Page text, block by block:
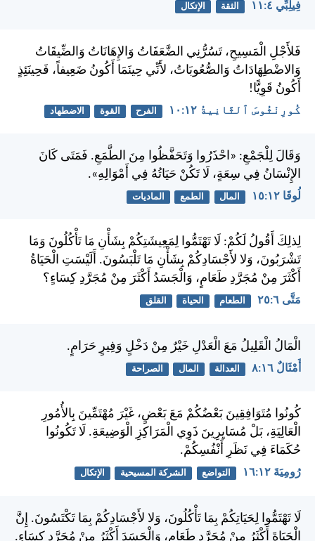
فِيلِبِّي ٤:‏١١ الثقة الإتكال
فَلأَجْلِ الْمَسِيحِ، تَسُرُّنِي الضَّعَفَاتُ وَالإِهَانَاتُ وَالضِّيقَاتُ
وَالاضْطِهَادَاتُ وَالصُّعُوبَاتُ، لأَنِّي حِينَمَا أَكُونُ ضَعِيفاً، فَحِينَئِذٍ
أَكُونُ قَوِيًّا!
كُورِنْثُوسَ ٱلثَّانِيةُ ١٢:‏١٠ الفرح القوة الاضطهاد
وَقَالَ لِلْجَمْعِ: «احْذَرُوا وَتَحَفَّظُوا مِنَ الطَّمَعِ. فَمَتَى كَانَ
الإِنْسَانُ فِي سِعَةٍ، لَا تَكُنْ حَيَاتُهُ فِي أَمْوَالِهِ».
لُوقَا ١٢:‏١٥ المال الطمع الماديات
لِذلِكَ أَقُولُ لَكُمْ: لَا تَهْتَمُّوا لِمَعِيشَتِكُمْ بِشَأْنِ مَا تَأْكُلُونَ وَمَا
تَشْرَبُونَ، وَلا لأَجْسَادِكُمْ بِشَأْنِ مَا تَلْبَسُونَ. أَلَيْسَتِ الْحَيَاةُ
أَكْثَرَ مِنْ مُجَرَّدِ طَعَامٍ، وَالْجَسَدُ أَكْثَرَ مِنْ مُجَرَّدِ كِسَاءٍ؟
مَتَّى ٦:‏٢٥ الطعام الحياة القلق
الْمَالُ الْقَلِيلُ مَعَ الْعَدْلِ خَيْرٌ مِنْ دَخْلٍ وَفِيرٍ حَرَامٍ.
أَمْثَالٌ ١٦:‏٨ العدالة المال الصراحة
كُونُوا مُتَوَافِقِينَ بَعْضُكُمْ مَعَ بَعْضٍ، غَيْرَ مُهْتَمِّينَ بِالأُمُورِ
الْعَالِيَةِ، بَلْ مُسَايِرِينَ ذَوِي الْمَرَاكِزِ الْوَضِيعَةِ. لَا تَكُونُوا
حُكَمَاءَ فِي نَظَرِ أَنْفُسِكُمْ.
رُومِيَةَ ١٢:‏١٦ التواضع الشركة المسيحية الإتكال
لَا تَهْتَمُّوا لِحَيَاتِكُمْ بِمَا تَأْكُلُونَ، وَلا لأَجْسَادِكُمْ بِمَا تَكْتَسُونَ. إِنَّ
الْحَيَاةَ أَكْثَرُ مِنْ مُجَرَّدِ طَعَامٍ، وَالْجَسَدَ أَكْثَرُ مِنْ مُجَرَّدِ كِسَاءٍ.